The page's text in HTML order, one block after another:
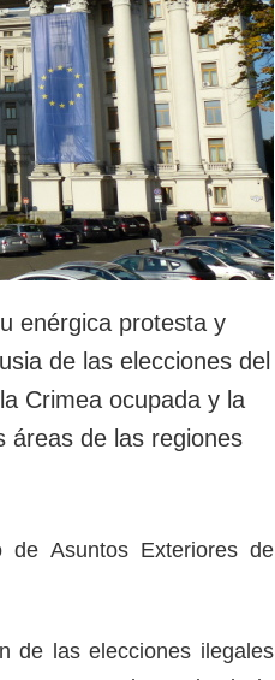
enérgica protesta y
de las elecciones del
Crimea ocupada y la
áreas de las regiones
Asuntos Exteriores de
de las elecciones ilegales